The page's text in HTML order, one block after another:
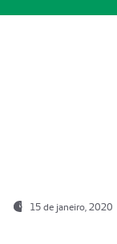
15 de janeiro, 2020